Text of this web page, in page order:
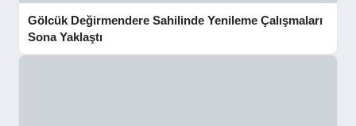
Gölcük Değirmendere Sahilinde Yenileme Çalışmaları
Sona Yaklaştı